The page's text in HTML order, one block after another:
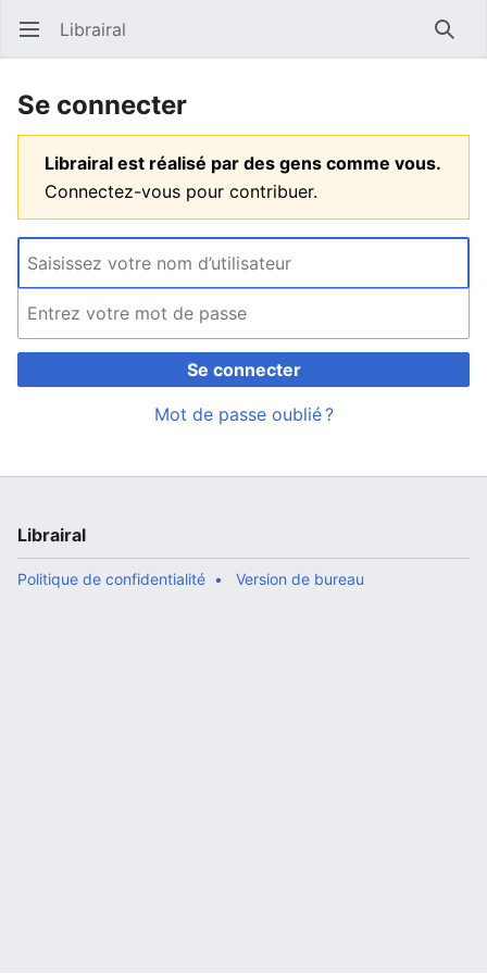
Ouvrir le menu principal Librairal
Se connecter
Librairal est réalisé par des gens comme vous.
Connectez-vous pour contribuer.
Se connecter
Mot de passe oublié ?
Librairal
Politique de confidentialité Version de bureau